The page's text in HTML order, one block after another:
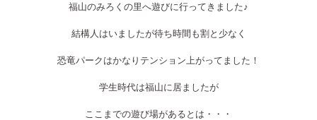
福山のみろくの里へ遊びに行ってきました♪
結構人はいましたが待ち時間も割と少なく
恐竜パークはかなりテンション上がってました！
学生時代は福山に居ましたが
ここまでの遊び場があるとは・・・